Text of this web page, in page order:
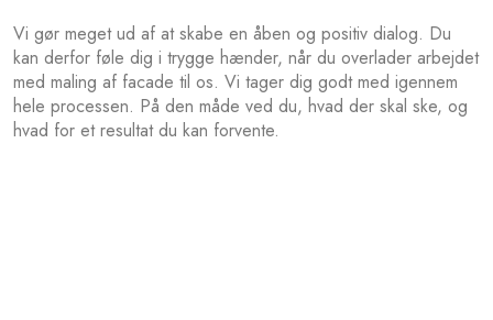
Vi gør meget ud af at skabe en åben og positiv dialog. Du
kan derfor føle dig i trygge hænder, når du overlader arbejdet
med maling af facade til os. Vi tager dig godt med igennem
hele processen. På den måde ved du, hvad der skal ske, og
hvad for et resultat du kan forvente.​​​